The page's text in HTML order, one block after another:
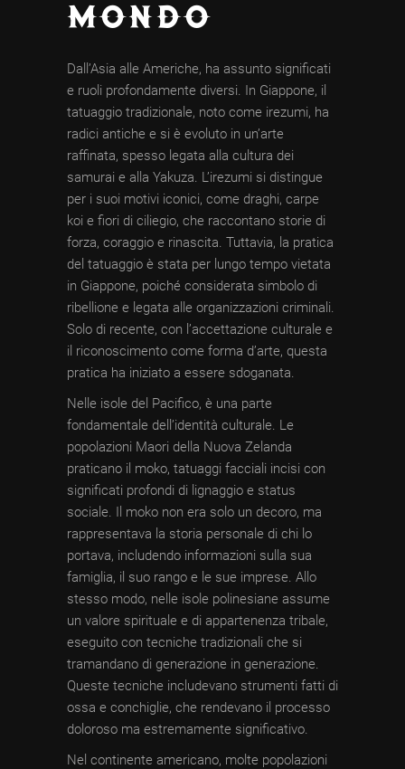
MONDO
Dall’Asia alle Americhe, ha assunto significati
e ruoli profondamente diversi. In Giappone, il
tatuaggio tradizionale, noto come irezumi, ha
radici antiche e si è evoluto in un’arte
raffinata, spesso legata alla cultura dei
samurai e alla Yakuza. L’irezumi si distingue
per i suoi motivi iconici, come draghi, carpe
koi e fiori di ciliegio, che raccontano storie di
forza, coraggio e rinascita. Tuttavia, la pratica
del tatuaggio è stata per lungo tempo vietata
in Giappone, poiché considerata simbolo di
ribellione e legata alle organizzazioni criminali.
Solo di recente, con l’accettazione culturale e
il riconoscimento come forma d’arte, questa
pratica ha iniziato a essere sdoganata.
Nelle isole del Pacifico, è una parte
fondamentale dell’identità culturale. Le
popolazioni Maori della Nuova Zelanda
praticano il moko, tatuaggi facciali incisi con
significati profondi di lignaggio e status
sociale. Il moko non era solo un decoro, ma
rappresentava la storia personale di chi lo
portava, includendo informazioni sulla sua
famiglia, il suo rango e le sue imprese. Allo
stesso modo, nelle isole polinesiane assume
un valore spirituale e di appartenenza tribale,
eseguito con tecniche tradizionali che si
tramandano di generazione in generazione.
Queste tecniche includevano strumenti fatti di
ossa e conchiglie, che rendevano il processo
doloroso ma estremamente significativo.
Nel continente americano, molte popolazioni